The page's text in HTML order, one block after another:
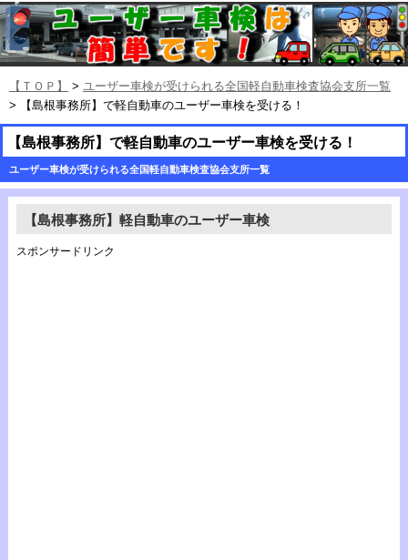
【ＴＯＰ】 > ユーザー車検が受けられる全国軽自動車検査協会支所一覧
> 【島根事務所】で軽自動車のユーザー車検を受ける！
【島根事務所】で軽自動車のユーザー車検を受ける！
ユーザー車検が受けられる全国軽自動車検査協会支所一覧
【島根事務所】軽自動車のユーザー車検
スポンサードリンク